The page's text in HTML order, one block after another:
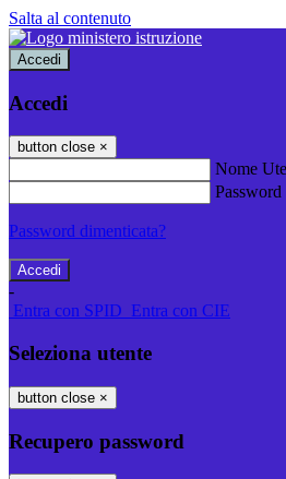
Salta al contenuto
Accedi
Accedi
button close ×
Nome
Password
Password dimenticata?
-
Entra con SPID Entra con CIE
Seleziona utente
button close ×
Recupero password